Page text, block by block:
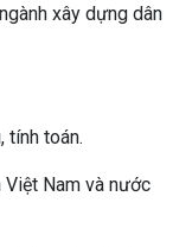
xây dựng dân
tính toán.
Việt Nam và nước